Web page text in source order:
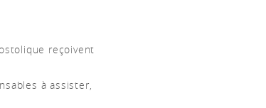
reçoivent
à assister,